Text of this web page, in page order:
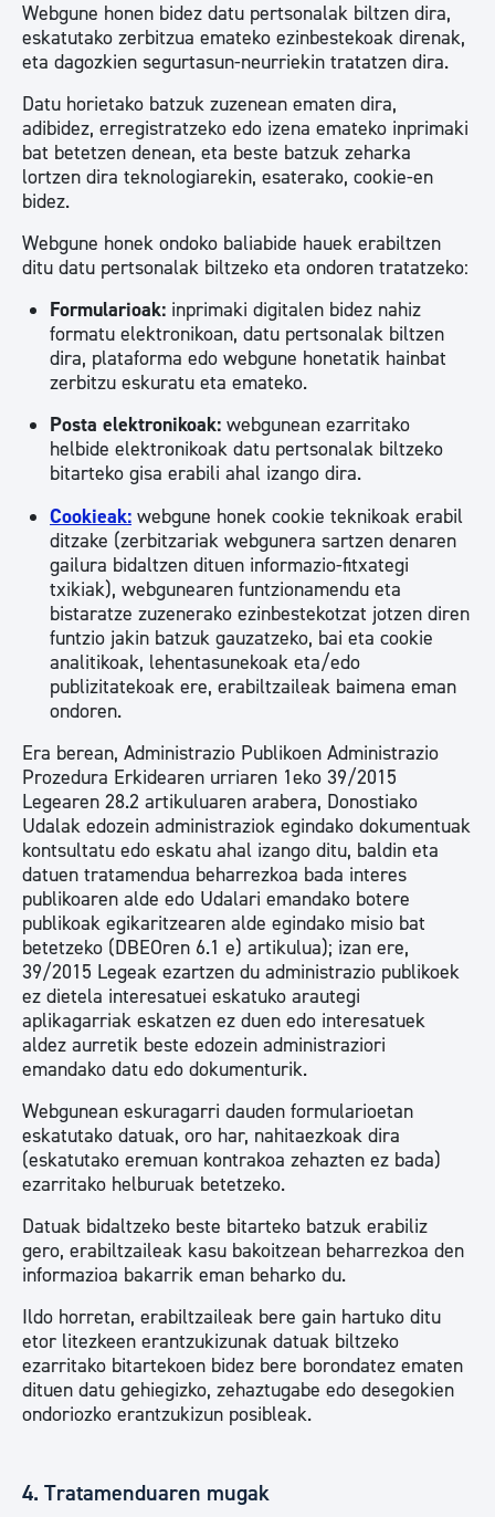
Webgune honen bidez datu pertsonalak biltzen dira,
eskatutako zerbitzua emateko ezinbestekoak direnak,
eta dagozkien segurtasun-neurriekin tratatzen dira.
Datu horietako batzuk zuzenean ematen dira,
adibidez, erregistratzeko edo izena emateko inprimaki
bat betetzen denean, eta beste batzuk zeharka
lortzen dira teknologiarekin, esaterako, cookie-en
bidez.
Webgune honek ondoko baliabide hauek erabiltzen
ditu datu pertsonalak biltzeko eta ondoren tratatzeko:
Formularioak: inprimaki digitalen bidez nahiz
formatu elektronikoan, datu pertsonalak biltzen
dira, plataforma edo webgune honetatik hainbat
zerbitzu eskuratu eta emateko.
Posta elektronikoak: webgunean ezarritako
helbide elektronikoak datu pertsonalak biltzeko
bitarteko gisa erabili ahal izango dira.
Cookieak: webgune honek cookie teknikoak erabil
ditzake (zerbitzariak webgunera sartzen denaren
gailura bidaltzen dituen informazio-fitxategi
txikiak), webgunearen funtzionamendu eta
bistaratze zuzenerako ezinbestekotzat jotzen diren
funtzio jakin batzuk gauzatzeko, bai eta cookie
analitikoak, lehentasunekoak eta/edo
publizitatekoak ere, erabiltzaileak baimena eman
ondoren.
Era berean, Administrazio Publikoen Administrazio
Prozedura Erkidearen urriaren 1eko 39/2015
Legearen 28.2 artikuluaren arabera, Donostiako
Udalak edozein administraziok egindako dokumentuak
kontsultatu edo eskatu ahal izango ditu, baldin eta
datuen tratamendua beharrezkoa bada interes
publikoaren alde edo Udalari emandako botere
publikoak egikaritzearen alde egindako misio bat
betetzeko (DBEOren 6.1 e) artikulua); izan ere,
39/2015 Legeak ezartzen du administrazio publikoek
ez dietela interesatuei eskatuko arautegi
aplikagarriak eskatzen ez duen edo interesatuek
aldez aurretik beste edozein administraziori
emandako datu edo dokumenturik.
Webgunean eskuragarri dauden formularioetan
eskatutako datuak, oro har, nahitaezkoak dira
(eskatutako eremuan kontrakoa zehazten ez bada)
ezarritako helburuak betetzeko.
Datuak bidaltzeko beste bitarteko batzuk erabiliz
gero, erabiltzaileak kasu bakoitzean beharrezkoa den
informazioa bakarrik eman beharko du.
Ildo horretan, erabiltzaileak bere gain hartuko ditu
etor litezkeen erantzukizunak datuak biltzeko
ezarritako bitartekoen bidez bere borondatez ematen
dituen datu gehiegizko, zehaztugabe edo desegokien
ondoriozko erantzukizun posibleak.
4. Tratamenduaren mugak